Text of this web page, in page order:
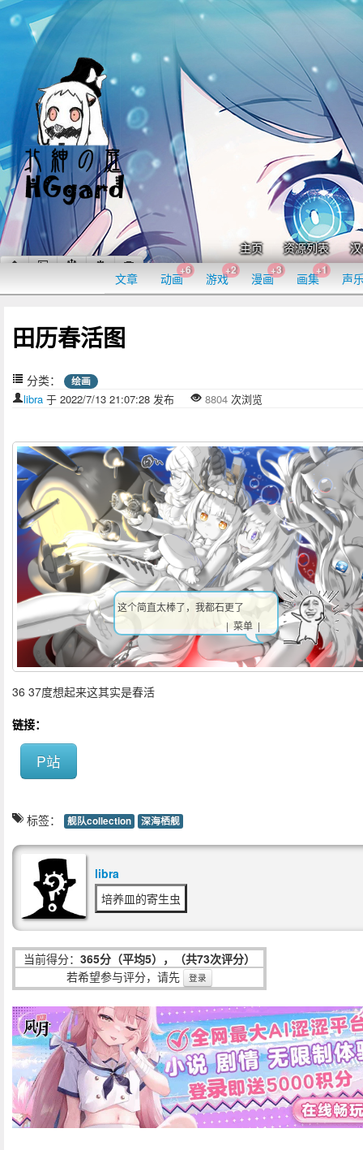
主页 资源列表
文章 动画
+6
游戏
+2
漫画
+3
画集
+1
声
田历春活图
分类： 绘画
libra 于 2022/7/13 21:07:28 发布 8804 次浏览
36 37度想起来这其实是春活
链接：
P站
标签： 舰队collection 深海栖舰
libra
培养皿的寄生虫
当前得分： 365分（平均5），（共73次评分）
若希望参与评分，请先
登录
祝天下所有的情侣都是失散多年的兄
| 菜单 |